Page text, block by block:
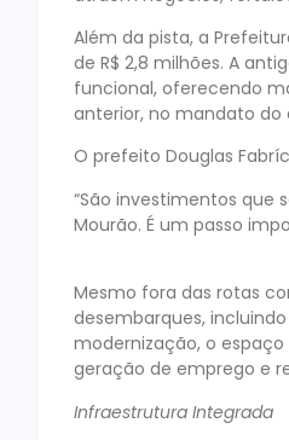
Além da pista, a
de R$ 2,8 milhões. A
funcional, oferecendo
anterior, no mandato do
O prefeito Douglas
“São investimentos que
Mourão. É um passo
Mesmo fora das rotas
desembarques,
modernização, o
geração de emprego e
Infraestrutura Integrada